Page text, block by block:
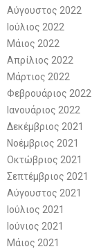
Αύγουστος 2022
Ιούλιος 2022
Μάιος 2022
Απρίλιος 2022
Μάρτιος 2022
Φεβρουάριος 2022
Ιανουάριος 2022
Δεκέμβριος 2021
Νοέμβριος 2021
Οκτώβριος 2021
Σεπτέμβριος 2021
Αύγουστος 2021
Ιούλιος 2021
Ιούνιος 2021
Μάιος 2021